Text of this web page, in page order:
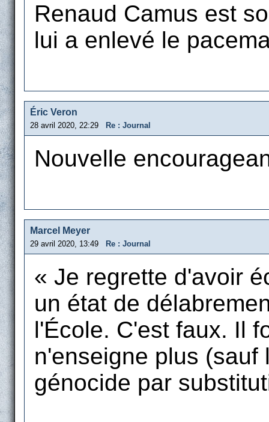
Renaud Camus est
lui a enlevé le
Éric Veron
28 avril 2020, 22:29 Re : Journal
Nouvelle
Marcel Meyer
29 avril 2020, 13:49 Re : Journal
« Je regrette d'avoir
un état de
l'École. C'est faux. Il
n'enseigne plus
génocide par